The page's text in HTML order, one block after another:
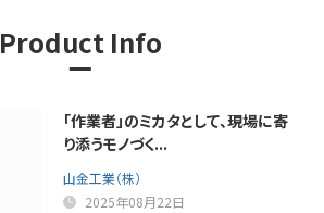
Product Info
「作業者」のミカタとして、現場に寄
り添うモノづく...
山金工業（株）
2025年08月22日